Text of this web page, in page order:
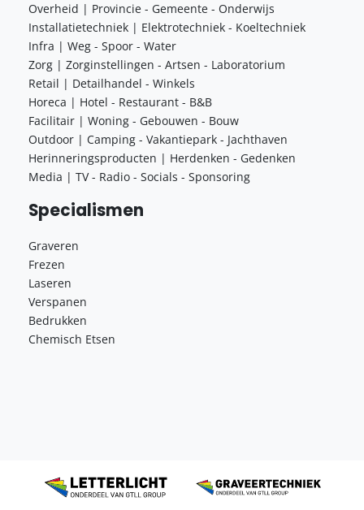
Overheid | Provincie - Gemeente - Onderwijs
Installatietechniek | Elektrotechniek - Koeltechniek
Infra | Weg - Spoor - Water
Zorg | Zorginstellingen - Artsen - Laboratorium
Retail | Detailhandel - Winkels
Horeca | Hotel - Restaurant - B&B
Facilitair | Woning - Gebouwen - Bouw
Outdoor | Camping - Vakantiepark - Jachthaven
Herinneringsproducten | Herdenken - Gedenken
Media | TV - Radio - Socials - Sponsoring
Specialismen
Graveren
Frezen
Laseren
Verspanen
Bedrukken
Chemisch Etsen